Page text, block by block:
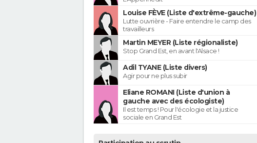
Louise FÈVE (Liste d'extrême-gauche)
Lutte ouvrière - Faire entendre le camp des
travailleurs
Martin MEYER (Liste régionaliste)
Stop Grand Est, en avant l'Alsace !
Adil TYANE (Liste divers)
Agir pour ne plus subir
Eliane ROMANI (Liste d'union à
gauche avec des écologiste)
Il est temps ! Pour l'écologie et la justice
sociale en Grand Est